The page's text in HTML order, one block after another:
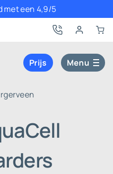
met een 4,9/5
Prijs Menu